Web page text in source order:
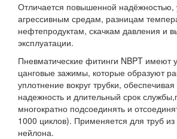
Отличается повышенной надёжностью,
агрессивным средам, разницам
нефтепродуктам, скачкам давления и
эксплуатации.
Пневматические фитинги NBPT имеют
цанговые зажимы, которые образуют
уплотнение вокруг трубки,
надежность и длительный срок
многократно подсоединять и
1000 циклов). Применяется для труб
нейлона.